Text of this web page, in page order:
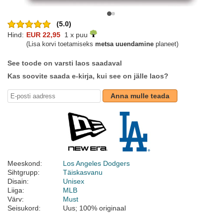
(5.0)
Hind: EUR 22,95 1 x puu
(Lisa korvi toetamiseks metsa uuendamine planeet)
See toode on varsti laos saadaval
Kas soovite saada e-kirja, kui see on jälle laos?
Anna mulle teada
Meeskond:
Los Angeles Dodgers
Sihtgrupp:
Täiskasvanu
Disain:
Unisex
Liiga:
MLB
Värv:
Must
Seisukord:
Uus; 100% originaal